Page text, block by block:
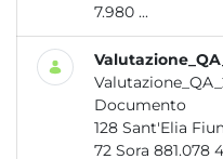
7.980 ...
Documento
128 Sant'Elia Fiumerapido 904.544 4608.89103
72 Sora